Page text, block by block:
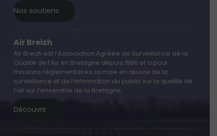
Nos soutiens
Air Breizh
Air Breizh est l’Association Agréée de Surveillance de la
Qualité de l’Air en Bretagne depuis 1986 et a pour
missions réglementaires, la mise en œuvre de la
surveillance et de l’information du public sur la qualité de
l’air sur l’ensemble de la Bretagne.
Découvrir